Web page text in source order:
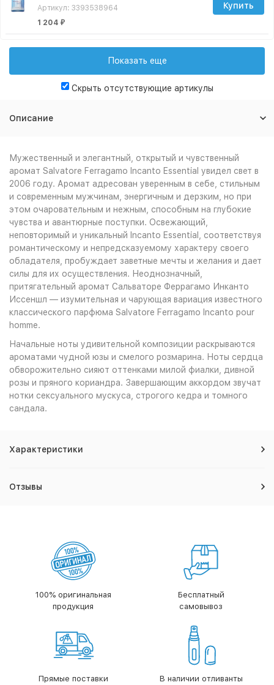
Артикул: 3393538964
1 204 ₽
Купить
Артикул: 7954814530
2 064
пробник 15мл (отл)
Показать еще
Скрыть отсутствующие артикулы
Описание
Мужественный и элегантный, открытый и чувственный
аромат Salvatore Ferragamo Incanto Essential увидел свет в
2006 году. Аромат адресован уверенным в себе, стильным
и современным мужчинам, энергичным и дерзким, но при
этом очаровательным и нежным, способным на глубокие
чувства и авантюрные поступки. Освежающий,
неповторимый и уникальный Incanto Essential, соответствуя
романтическому и непредсказуемому характеру своего
обладателя, пробуждает заветные мечты и желания и дает
силы для их осуществления. Неоднозначный,
притягательный аромат Сальваторе Феррагамо Инканто
Иссеншл — изумительная и чарующая вариация известного
классического парфюма Salvatore Ferragamo Incanto pour
homme.
Начальные ноты удивительной композиции раскрываются
ароматами чудной юзы и смелого розмарина. Ноты сердца
обворожительно сияют оттенками милой фиалки, дивной
розы и пряного кориандра. Завершающим аккордом звучат
нотки сексуального мускуса, строгого кедра и томного
сандала.
Характеристики
Отзывы
100% оригинальная
продукция
Бесплатный
самовывоз
Прямые поставки
В наличии отливанты